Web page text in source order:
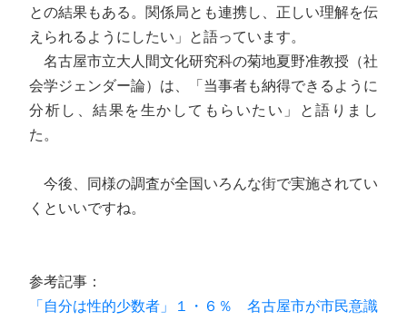
との結果もある。関係局とも連携し、正しい理解を伝
えられるようにしたい」と語っています。
名古屋市立大人間文化研究科の菊地夏野准教授（社
会学ジェンダー論）は、「当事者も納得できるように
分析し、結果を生かしてもらいたい」と語りまし
た。
今後、同様の調査が全国いろんな街で実施されてい
くといいですね。
参考記事：
「自分は性的少数者」１・６％ 名古屋市が市民意識